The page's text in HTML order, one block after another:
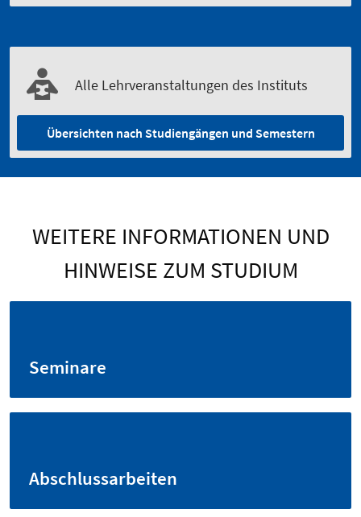
Alle Lehrveranstaltungen des Instituts
Übersichten nach Studiengängen und Semestern
WEITERE INFORMATIONEN UND
HINWEISE ZUM STUDIUM
Seminare
Abschlussarbeiten